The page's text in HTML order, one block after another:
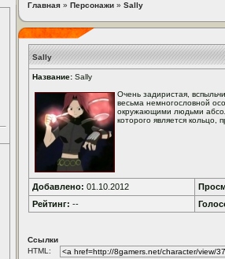
Главная » Персонажи » Sally
Sally
Название: Sally
Очень задиристая,
весьма немногословной
окружающими людьми
которого является
Добавлено: 01.10.2012
Рейтинг: --
Ссылки
HTML: